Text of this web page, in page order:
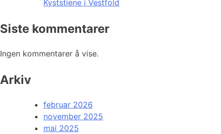
Kyststiene i Vestfold
Siste kommentarer
Ingen kommentarer å vise.
Arkiv
februar 2026
november 2025
mai 2025